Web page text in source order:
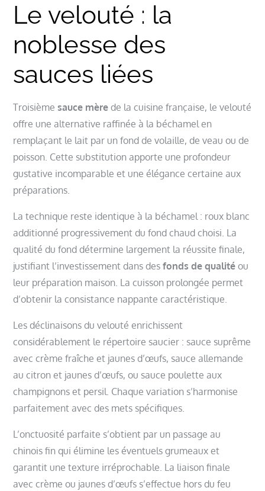
Le velouté : la
noblesse des
sauces liées
Troisième sauce mère de la cuisine française, le velouté
offre une alternative raffinée à la béchamel en
remplaçant le lait par un fond de volaille, de veau ou de
poisson. Cette substitution apporte une profondeur
gustative incomparable et une élégance certaine aux
préparations.
La technique reste identique à la béchamel : roux blanc
additionné progressivement du fond chaud choisi. La
qualité du fond détermine largement la réussite finale,
justifiant l’investissement dans desfonds de qualité ou
leur préparation maison. La cuisson prolongée permet
d’obtenir la consistance nappante caractéristique.
Les déclinaisons du velouté enrichissent
considérablement le répertoire saucier : sauce suprême
avec crème fraîche et jaunes d’œufs, sauce allemande
au citron et jaunes d’œufs, ou sauce poulette aux
champignons et persil. Chaque variation s’harmonise
parfaitement avec des mets spécifiques.
L’onctuosité parfaite s’obtient par un passage au
chinois fin qui élimine les éventuels grumeaux et
garantit une texture irréprochable. La liaison finale
avec crème ou jaunes d’œufs s’effectue hors du feu